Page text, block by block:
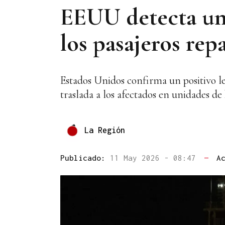
EEUU detecta
los pasajeros
Estados Unidos confirma un positivo
traslada a los afectados en unidades
La Región
Publicado: 11 May 2026 - 08:47 —